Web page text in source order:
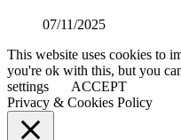
07/11/2025
This website uses cookies to
you're ok with this, but you
settings
ACCEPT
Privacy & Cookies Policy